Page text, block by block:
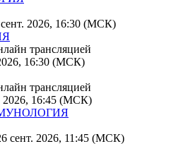
сент. 2026, 16:30 (МСК)
трансляцией
16:30 (МСК)
трансляцией
2026, 16:45 (МСК)
сент. 2026, 11:45 (МСК)